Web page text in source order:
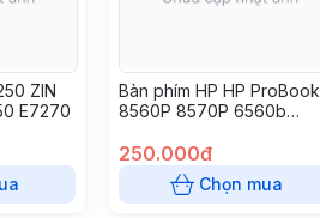
ZIN
E7270
Bàn phím HP HP ProBook
8560P 8570P 6560b
250.000đ
Chọn mua